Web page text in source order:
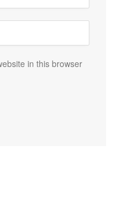
in this browser